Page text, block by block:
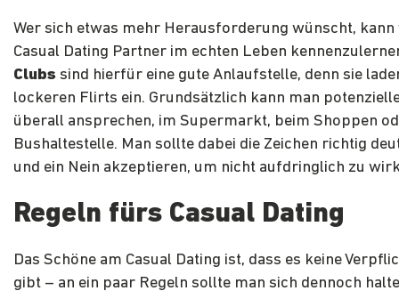
Wer sich etwas mehr Herausforderung wünscht, kann
Casual Dating Partner im echten Leben
Clubs sind hierfür eine gute Anlaufstelle, denn sie
lockeren Flirts ein. Grundsätzlich kann man
überall ansprechen, im Supermarkt, beim Shoppen
Bushaltestelle. Man sollte dabei die Zeichen richtig
und ein Nein akzeptieren, um nicht aufdringlich zu
Regeln fürs Casual Dating
Das Schöne am Casual Dating ist, dass es keine
gibt – an ein paar Regeln sollte man sich dennoch